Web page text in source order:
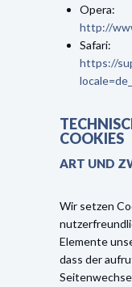
Opera:
http://
Safari:
https://
COOKIES
ART UND
Wir setzen
Elemente
dass der